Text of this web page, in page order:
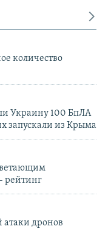
количество
Украину 100 БпЛА
запускали из Крыма
рейтинг
атаки дронов